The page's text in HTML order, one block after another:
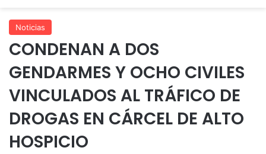
Noticias
CONDENAN A DOS
GENDARMES Y OCHO CIVILES
VINCULADOS AL TRÁFICO DE
DROGAS EN CÁRCEL DE ALTO
HOSPICIO